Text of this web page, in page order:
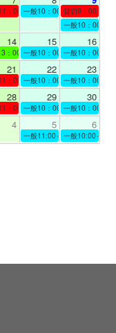
：00～12：00
一般10：00～19：00
貸切9：00～10
一般10：00～
14 15 16
00：00～19：00
一般10：00～19：00
一般10：00～
21 22 23
：00～13：00
一般10：00～19：00
一般10：00～
28 29 30
：00～12：00
一般10：00～19：00
一般10：00～
4 5 6
一般11:00～19:00一般10:00～